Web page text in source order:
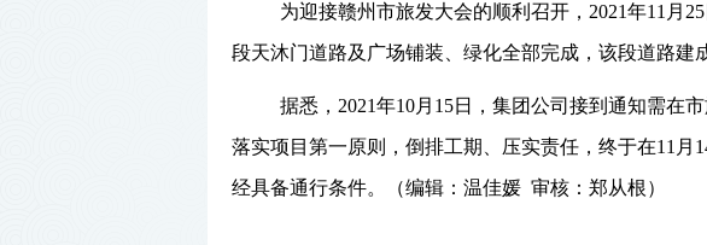
为迎接赣州市旅发大会的顺利召开， 2021年11 月 25
段天沐门道路及广场铺装、绿化全部完成，该段道路建
据悉， 2021年10月 15日，集团公司接到通知需在
落实项目第一原则，倒排工期、压实责任，终于在11 月
经具备通行条件。（编辑：温佳媛 审核：郑从根）